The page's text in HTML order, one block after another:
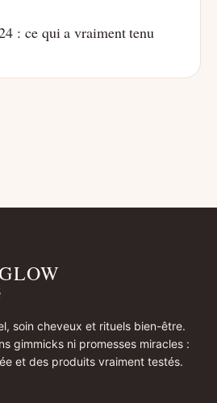
: ce qui a vraiment tenu
soin cheveux et rituels bien-être.
gimmicks ni promesses miracles :
et des produits vraiment testés.